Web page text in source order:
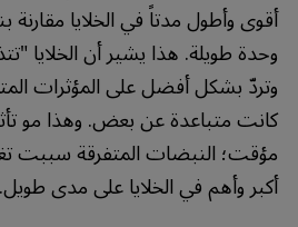
أقوى وأطول مدتاً في الخلايا مقارنة
وحدة طويلة. هذا يشير أن الخلايا
وتردّ بشكل أفضل على المؤثرات
كانت متباعدة عن بعض. وهذا مو
مؤقت؛ النبضات المتفرقة سببت
أكبر وأهم في الخلايا على مدى طويل.